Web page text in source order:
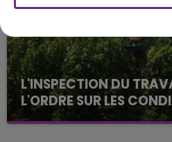
L'INSPECTION DU
L'ORDRE SUR LES
Alors que les dates de